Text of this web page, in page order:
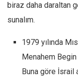
Sağlık
Hayat
Türkiye
Siyaset
biraz daha daraltan
sunalım.
1979 yılında
Menahem Begin
Buna göre İsrail